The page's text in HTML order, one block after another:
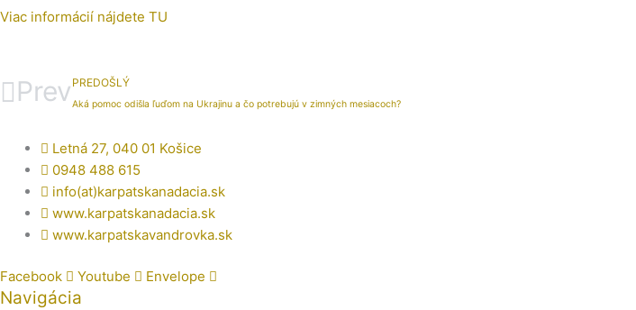
Viac informácií nájdete TU
Prev PREDOŠLÝ
Aká pomoc odišla ľuďom na Ukrajinu a čo potrebujú v zimných mesiacoch?
Letná 27, 040 01 Košice
0948 488 615
info(at)karpatskanadacia.sk
www.karpatskanadacia.sk
www.karpatskavandrovka.sk
Facebook Youtube Envelope
Navigácia